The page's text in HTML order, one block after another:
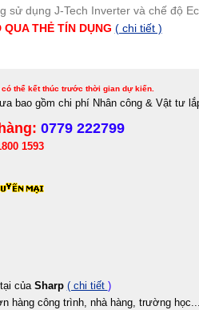
sử dụng J-Tech Inverter và chế độ
THẺ TÍN DỤNG ( chi tiết )
thể kết thúc trước thời gian dự kiến.
bao gồm chi phí Nhân công & Vật tư
0779 222799
1593
của Sharp ( chi tiết )
hàng công trình, nhà hàng, trường học...